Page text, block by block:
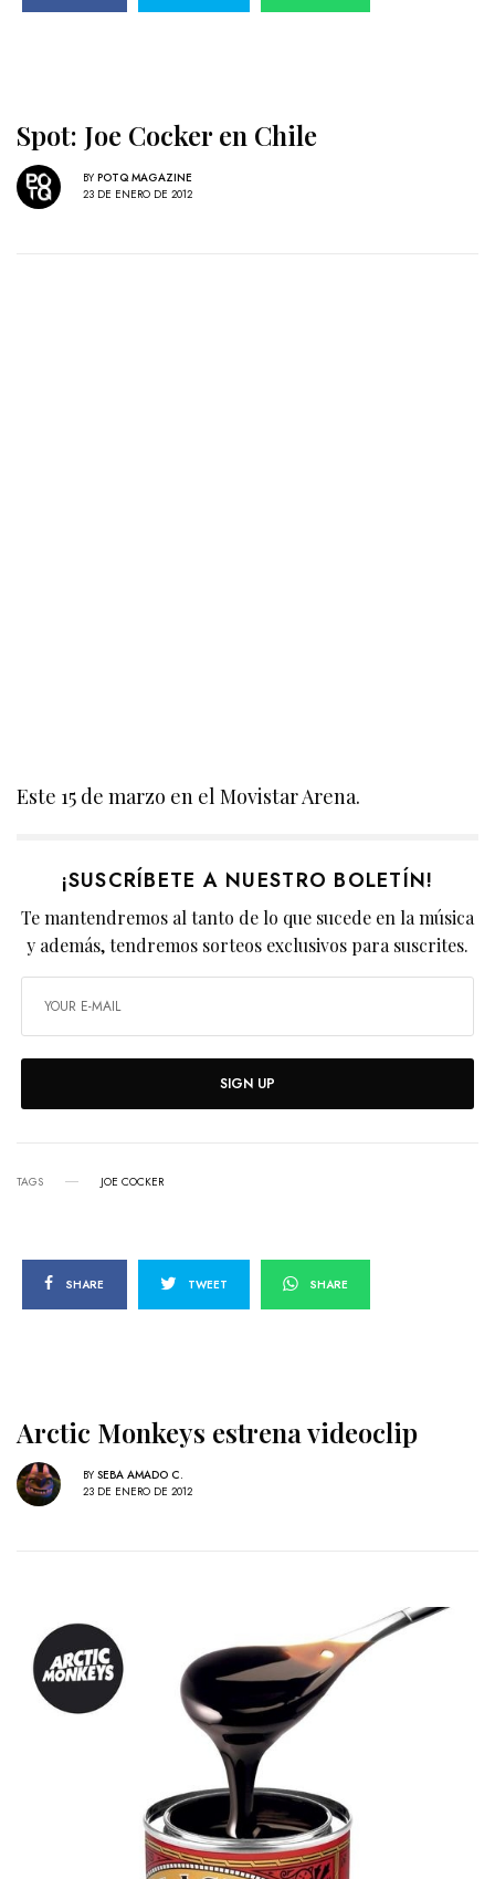
Spot: Joe Cocker en Chile
BY POTQ MAGAZINE
23 DE ENERO DE 2012
Este 15 de marzo en el Movistar Arena.
¡SUSCRÍBETE A NUESTRO BOLETÍN!
Te mantendremos al tanto de lo que sucede en la música
y además, tendremos sorteos exclusivos para suscrites.
SIGN UP
TAGS JOE COCKER
SHARE TWEET SHARE
Arctic Monkeys estrena videoclip
BY SEBA AMADO C.
23 DE ENERO DE 2012